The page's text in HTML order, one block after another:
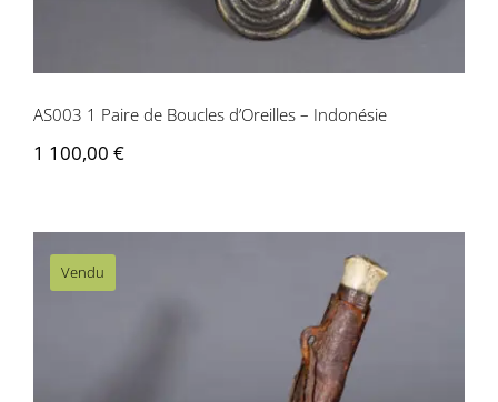
AS003 1 Paire de Boucles d’Oreilles – Indonésie
1 100,00 €
Vendu